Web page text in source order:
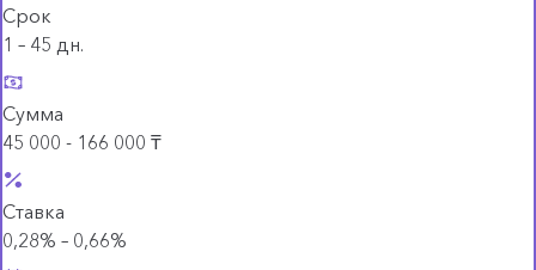
Срок
1 – 45 дн.
Сумма
45 000 - 166 000 ₸
Ставка
0,28% – 0,66%